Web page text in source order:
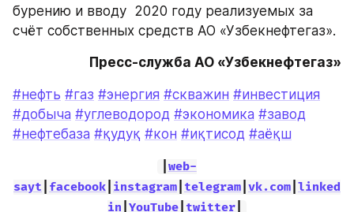
бурению и вводу  2020 году реализуемых за
счёт собственных средств АО «Узбекнефтегаз».
Пресс-служба АО «Узбекнефтегаз»
#нефть #газ #энергия #скважин #инвестиция
#добыча #углеводород #экономика #завод
#нефтебаза #қудуқ #кон #иқтисод #аёқш
web-
sayt facebook instagram telegram vk.com linked
in |YouTube twitter